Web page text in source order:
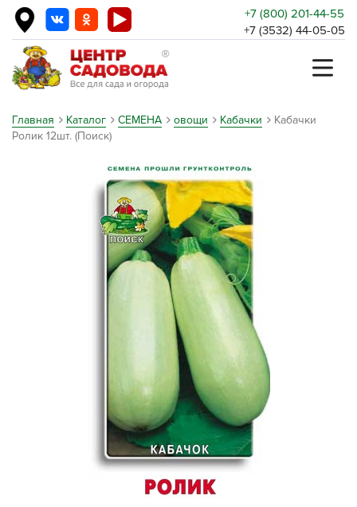
+7 (800) 201-44-55
+7 (3532) 44-05-05
Главная Каталог СЕМЕНА овощи Кабачки
Кабачки
Ролик 12шт. (Поиск)